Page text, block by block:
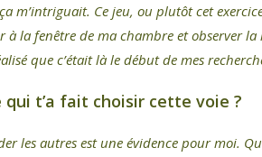
m’intriguait. Ce jeu, ou plutôt cet
à la fenêtre de ma chambre et observer
que c’était là le début de mes
t’a fait choisir cette voie ?
les autres est une évidence pour moi.